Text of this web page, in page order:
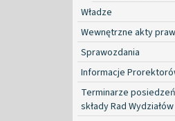
Władze
Wewnętrzne akty
Sprawozdania
Informacje
Terminarze
składy Rad Wydziałów